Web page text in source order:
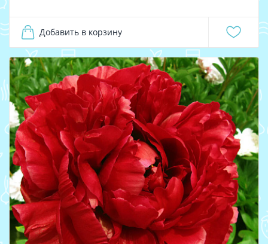
Добавить в корзину